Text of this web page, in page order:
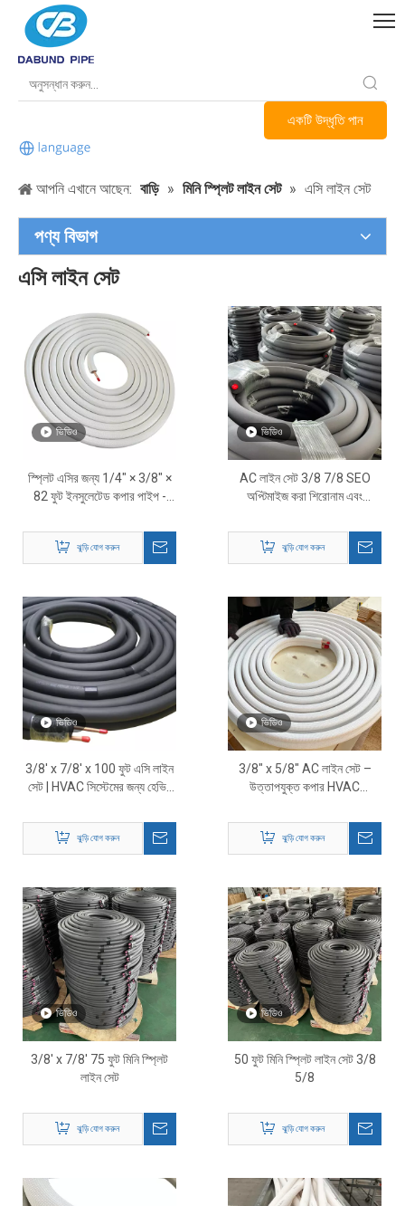
একটি উদ্ধৃতি পান
আপনি এখানে আছেন: বাড়ি » মিনি স্প্লিট লাইন সেট » এসি লাইন সেট
পণ্য বিভাগ
এসি লাইন সেট
ভিডিও
স্প্লিট এসির জন্য 1/4″ × 3/8″ ×
82 ফুট ইনসুলেটেড কপার পাইপ -
লাইন
ঝুড়ি যোগ করুন
ভিডিও
AC লাইন সেট 3/8 7/8 SEO
অপ্টিমাইজ করা শিরোনাম এবং
ঝুড়ি যোগ করুন
ভিডিও
3/8' x 7/8' x 100 ফুট এসি লাইন
সেট | HVAC সিস্টেমের জন্য হেভি-
রেফ্রিজারেন্ট লাইন
ঝুড়ি যোগ করুন
ভিডিও
3/8″ x 5/8″ AC লাইন সেট –
উত্তাপযুক্ত কপার HVAC
ঝুড়ি যোগ করুন
ভিডিও
3/8' x 7/8' 75 ফুট মিনি স্প্লিট
লাইন সেট
ঝুড়ি যোগ করুন
ভিডিও
50 ফুট মিনি স্প্লিট লাইন সেট 3/8
5/8
ঝুড়ি যোগ করুন